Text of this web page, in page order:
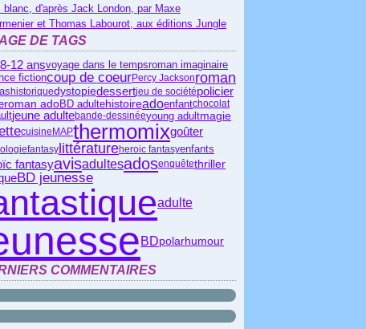
blanc, d'après Jack London, par Maxe
et Thomas Labourot, aux éditions Jungle
DE TAGS
8-12 ansvoyage dans le tempsroman imaginaire
fictioncoup de coeurPercy Jacksonroman
historiquedystopiedessertjeu de sociétépolicier
roman adoBD adultehistoireadoenfantchocolat
jeune adultebande-dessinéeyoung adultmagie
cuisine MAPthermomixgoûter
fantasy littératureheroic fantasyenfants
fantasyavisadultesadosenquêtethriller
BD jeunesse
adulte
BDpolarhumour
COMMENTAIRES